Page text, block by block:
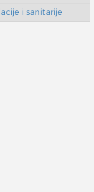
i sanitarije